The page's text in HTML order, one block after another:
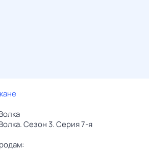
Сезон 3. Серия 7-я